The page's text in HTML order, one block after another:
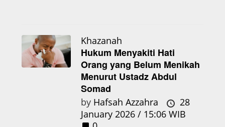
Khazanah
Hukum Menyakiti Hati
Orang yang Belum Menikah
Menurut Ustadz Abdul
Somad
by Hafsah Azzahra
28
January 2026 / 15:06 WIB